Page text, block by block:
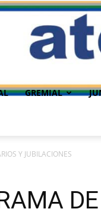
GREMIAL
Y JUBILACIONES